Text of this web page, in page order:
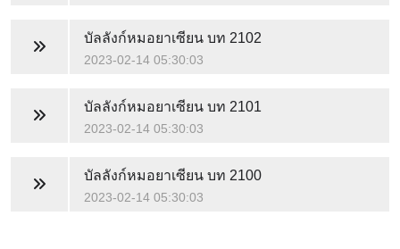
บัลลังก์หมอยาเซียนบท 2102
2023-02-14 05:30:03
บัลลังก์หมอยาเซียนบท 2101
2023-02-14 05:30:03
บัลลังก์หมอยาเซียนบท 2100
2023-02-14 05:30:03